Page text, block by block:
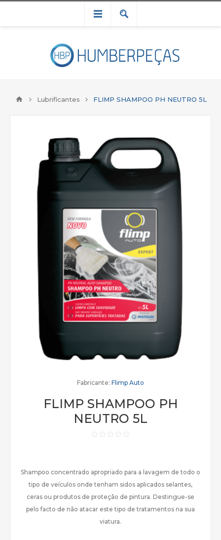
Lubrificantes FLIMP SHAMPOO PH NEUTRO 5L
Fabricante: Flimp Auto
FLIMP SHAMPOO PH
NEUTRO 5L
Shampoo concentrado apropriado para a lavagem de todo o
tipo de veículos onde tenham sidos aplicados selantes,
ceras ou produtos de proteção de pintura. Destingue-se
pelo facto de não atacar este tipo de tratamentos na sua
viatura.